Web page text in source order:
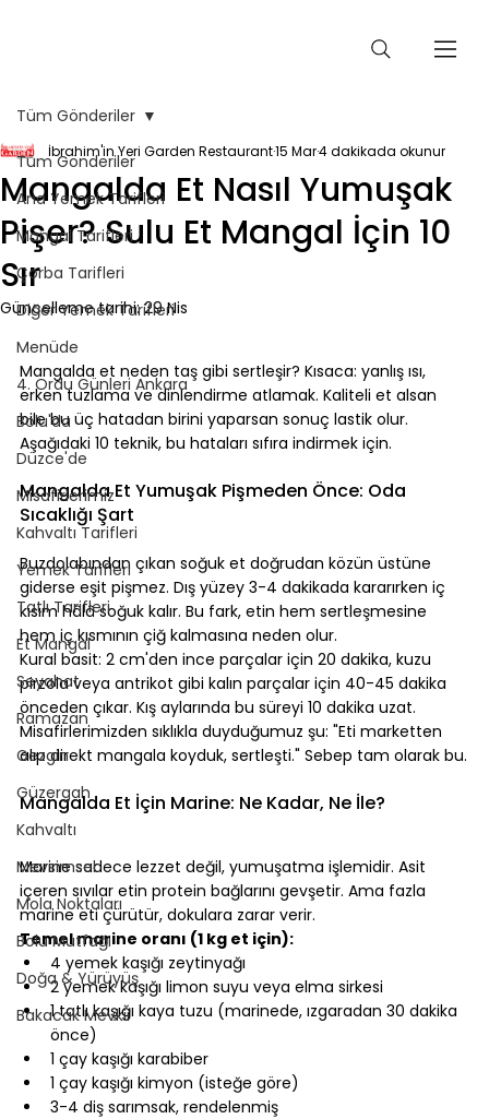
Tüm Gönderiler
Ana Yemek Tarifleri
Mangal Tarifleri
Çorba Tarifleri
Diğer Yemek Tarifleri
Menüde
4. Ordu Günleri Ankara
Bolu'da
Düzce'de
Misafirlerimiz
Kahvaltı Tarifleri
Yemek Tarifleri
Tatlı Tarifleri
Et Mangal
Seyahat
Ramazan
Gezgin
Güzergah
Kahvaltı
Mevsimsel
Mola Noktaları
Bolu Mutfağı
Doğa & Yürüyüş
Bakacak Mevkii
Tüm Gönderiler
Mangalda Et Nasıl Yumuşak
Pişer? Sulu Et Mangal İçin 10
Sır
İbrahim'in Yeri Garden Restaurant15 Mar4 dakikada okunur
Güncelleme tarihi:29 Nis
⠀
Mangalda et neden taş gibi sertleşir? Kısaca: yanlış ısı,
erken tuzlama ve dinlendirme atlamak. Kaliteli et alsan
bile bu üç hatadan birini yaparsan sonuç lastik olur.
Aşağıdaki 10 teknik, bu hataları sıfıra indirmek için.
⠀
Mangalda Et Yumuşak Pişmeden Önce: Oda
Sıcaklığı Şart
⠀
Buzdolabından çıkan soğuk et doğrudan közün üstüne
giderse eşit pişmez. Dış yüzey 3-4 dakikada kararırken iç
kısım hâlâ soğuk kalır. Bu fark, etin hem sertleşmesine
hem iç kısmının çiğ kalmasına neden olur.
Kural basit: 2 cm'den ince parçalar için 20 dakika, kuzu
pirzola veya antrikot gibi kalın parçalar için 40-45 dakika
önceden çıkar. Kış aylarında bu süreyi 10 dakika uzat.
Misafirlerimizden sıklıkla duyduğumuz şu: "Eti marketten
alıp direkt mangala koyduk, sertleşti." Sebep tam olarak bu.
Mangalda Et İçin Marine: Ne Kadar, Ne İle?
⠀
Marine sadece lezzet değil, yumuşatma işlemidir. Asit
içeren sıvılar etin protein bağlarını gevşetir. Ama fazla
marine eti çürütür, dokulara zarar verir.
Temel marine oranı (1 kg et için):
4 yemek kaşığı zeytinyağı
2 yemek kaşığı limon suyu veya elma sirkesi
1 tatlı kaşığı kaya tuzu (marinede, ızgaradan 30 dakika
önce)
1 çay kaşığı karabiber
1 çay kaşığı kimyon (isteğe göre)
3-4 diş sarımsak, rendelenmiş